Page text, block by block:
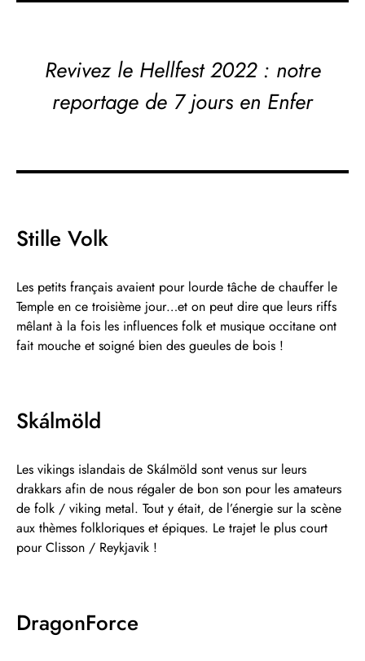
Revivez le Hellfest 2022 : notre
reportage de 7 jours en Enfer
Stille Volk
Les petits français avaient pour lourde tâche de chauffer le
Temple en ce troisième jour…et on peut dire que leurs riffs
mêlant à la fois les influences folk et musique occitane ont
fait mouche et soigné bien des gueules de bois !
Skálmöld
Les vikings islandais de Skálmöld sont venus sur leurs
drakkars afin de nous régaler de bon son pour les amateurs
de folk / viking metal. Tout y était, de l’énergie sur la scène
aux thèmes folkloriques et épiques. Le trajet le plus court
pour Clisson / Reykjavik !
DragonForce